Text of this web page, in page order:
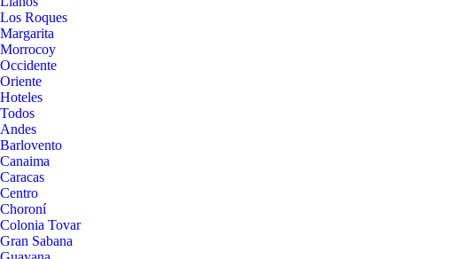
Los Roques
Margarita
Morrocoy
Occidente
Oriente
Hoteles
Todos
Andes
Barlovento
Canaima
Caracas
Centro
Choroní
Colonia Tovar
Gran Sabana